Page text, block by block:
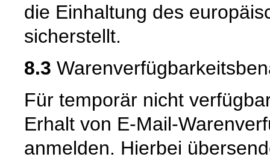
die Einhaltung des
sicherstellt.
8.3
Für temporär nicht
Erhalt von E-Mail-
anmelden. Hierbei